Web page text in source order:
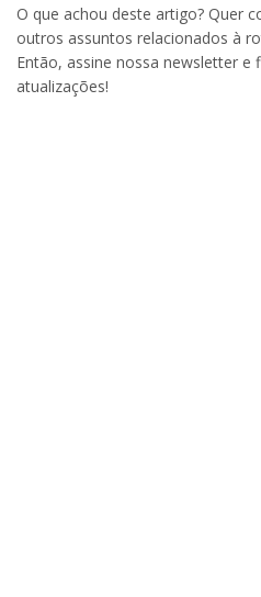
O que achou deste artigo? Quer
outros assuntos relacionados à
Então, assine nossa newsletter e
atualizações!